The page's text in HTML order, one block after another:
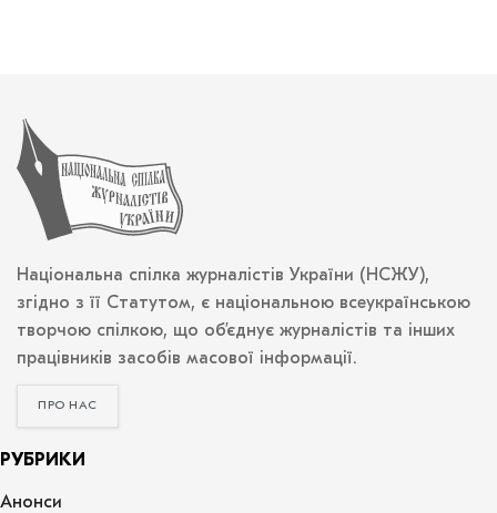
Національна спілка журналістів України (НСЖУ),
згідно з її Статутом, є національною всеукраїнською
творчою спілкою, що об’єднує журналістів та інших
працівників засобів масової інформації.
ПРО НАС
РУБРИКИ
Анонси